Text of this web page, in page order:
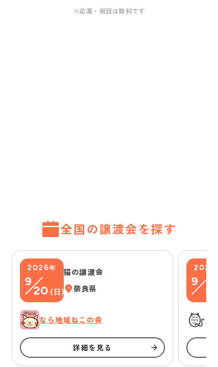
※応募・相談は無料です
全国の譲渡会を探す
2026年
9
20 ( 日 )
猫の譲渡会
奈良県
なら地域ねこの会
詳細を見る
2026
9
5